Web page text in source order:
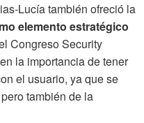
Lucía también ofreció la
elemento estratégico
Congreso Security
la importancia de tener
el usuario, ya que se
también de la